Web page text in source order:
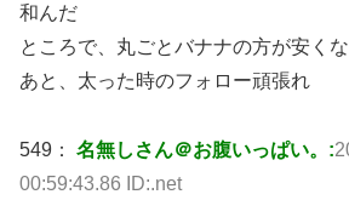
和んだ
ところで、丸ごとバナナの方が安く
あと、太った時のフォロー頑張れ
549： 名無しさん＠お腹いっぱい。:
00:59:43.86 ID:.net